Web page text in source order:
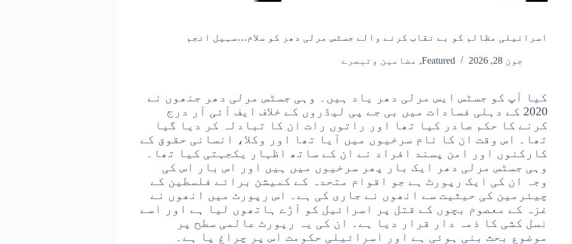
اسرائیلی مظالم کو بے نقاب کرنے والے جسٹس مرلی دھر کو سلام…سہیل انجم
جون 28, 2026 Featured
, مضامین وتبصرے
کیا آپ کو جسٹس ایس مرلی دھر یاد ہیں۔ وہی جسٹس مرلی دھر جنھوں نے
2020 کے دہلی فسادات میں بی جے پی لیڈروں کے خلاف ایف آئی آر درج
کرنے کا حکم صادر کیا تھا اور راتوں رات ان کا تبادلہ کر دیا گیا
تھا۔ اس وقت ان کا نام سرخیوں میں آیا تھا اور وکلا، انسانی حقوق کے
کارکنوں اور امن پسند افراد نے ان کے ساتھ اظہار یکجہتی کیا تھا۔
وہی جسٹس مرلی دھر ایک بار پھر سرخیوں میں ہیں اور اس بار اس کی
وجہ ان کی ایک رپورٹ ہے جو اقوام متحدہ کے کمیشن برائے فلسطین کے
چیئرمین کی حیثیت سے انھوں نے جاری کی ہے۔ اس رپورٹ میں انھوں نے
غزہ کے معصوم بچوں کے قتل پر اسرائیل کو آڑے ہاتھوں لیا ہے اور اسے
نسل کشی کا ذمہ دار قرار دیا ہے۔ ان کی یہ رپورٹ عالمی سطح پر
موضوع بحث بنی ہوئی ہے اور اسرائیلی حکومت اس پر چراغ پا ہے۔